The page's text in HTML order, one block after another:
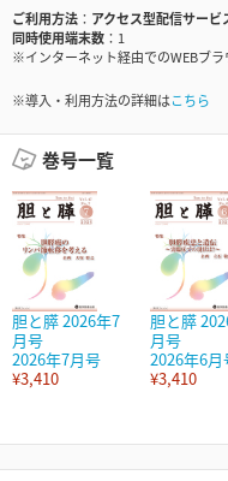
ご利用方法
アクセス型配信サービ
同時使用端末数
1
※インターネット経由でのWEBブ
※導入・利用方法の詳細はこちら
巻号一覧
胆と膵 2026年7
月号
2026年7月号
¥3,410
胆と膵
月号
2026年6月
¥3,410